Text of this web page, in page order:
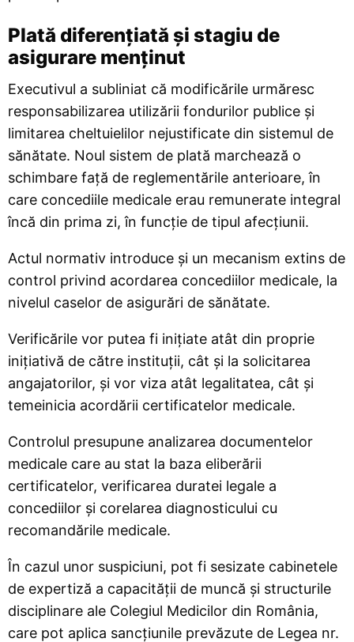
Plată diferențiată și stagiu de
asigurare menținut
Executivul a subliniat că modificările urmăresc
responsabilizarea utilizării fondurilor publice și
limitarea cheltuielilor nejustificate din sistemul de
sănătate. Noul sistem de plată marchează o
schimbare față de reglementările anterioare, în
care concediile medicale erau remunerate integral
încă din prima zi, în funcție de tipul afecțiunii.
Actul normativ introduce și un mecanism extins de
control privind acordarea concediilor medicale, la
nivelul caselor de asigurări de sănătate.
Verificările vor putea fi inițiate atât din proprie
inițiativă de către instituții, cât și la solicitarea
angajatorilor, și vor viza atât legalitatea, cât și
temeinicia acordării certificatelor medicale.
Controlul presupune analizarea documentelor
medicale care au stat la baza eliberării
certificatelor, verificarea duratei legale a
concediilor și corelarea diagnosticului cu
recomandările medicale.
În cazul unor suspiciuni, pot fi sesizate cabinetele
de expertiză a capacității de muncă și structurile
disciplinare ale Colegiul Medicilor din România,
care pot aplica sancțiunile prevăzute de Legea nr.